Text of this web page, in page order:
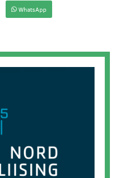
WhatsApp